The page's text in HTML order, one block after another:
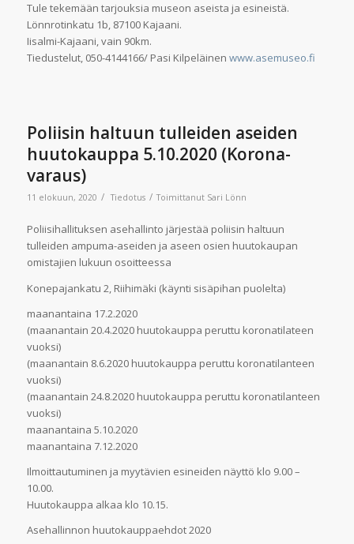
Tule tekemään tarjouksia museon aseista ja esineistä.
Lönnrotinkatu 1b, 87100 Kajaani.
Iisalmi-Kajaani, vain 90km.
Tiedustelut, 050-4144166/ Pasi Kilpeläinen www.asemuseo.fi
Poliisin haltuun tulleiden aseiden
huutokauppa 5.10.2020 (Korona-
varaus)
11 elokuun, 2020 / Tiedotus / Toimittanut Sari Lönn
Poliisihallituksen asehallinto järjestää poliisin haltuun
tulleiden ampuma-aseiden ja aseen osien huutokaupan
omistajien lukuun osoitteessa
Konepajankatu 2, Riihimäki (käynti sisäpihan puolelta)
maanantaina 17.2.2020
(maanantain 20.4.2020 huutokauppa peruttu koronatilateen
vuoksi)
(maanantain 8.6.2020 huutokauppa peruttu koronatilanteen
vuoksi)
(maanantain 24.8.2020 huutokauppa peruttu koronatilanteen
vuoksi)
maanantaina 5.10.2020
maanantaina 7.12.2020
Ilmoittautuminen ja myytävien esineiden näyttö klo 9.00 –
10.00.
Huutokauppa alkaa klo 10.15.
Asehallinnon huutokauppaehdot 2020